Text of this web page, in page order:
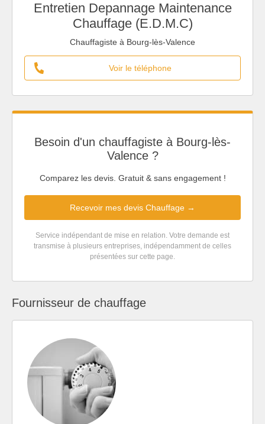
Entretien Depannage Maintenance
Chauffage (E.D.M.C)
Chauffagiste à Bourg-lès-Valence
Voir le téléphone
Besoin d'un chauffagiste à Bourg-lès-
Valence ?
Comparez les devis. Gratuit & sans engagement !
Recevoir mes devis Chauffage →
Service indépendant de mise en relation. Votre demande est
transmise à plusieurs entreprises, indépendamment de celles
présentées sur cette page.
Fournisseur de chauffage